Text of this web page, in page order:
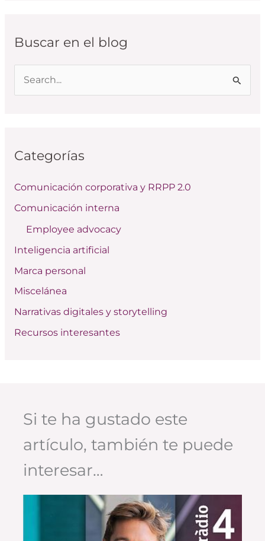
Buscar en el blog
a
p
o
:
Categorías
Comunicación corporativa y RRPP 2.0
Comunicación interna
Employee advocacy
Inteligencia artificial
Marca personal
Miscelánea
Narrativas digitales y storytelling
Recursos interesantes
Si te ha gustado este
artículo, también te puede
interesar…